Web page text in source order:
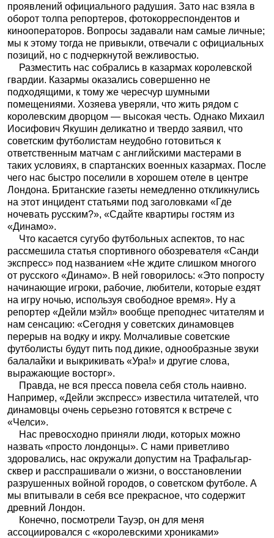
проявлений официального радушия. Зато нас взяла в
оборот толпа репортеров, фотокорреспондентов и
кинооператоров. Вопросы задавали нам самые личные;
мы к этому тогда не привыкли, отвечали с официальных
позиций, но с подчеркнутой вежливостью.
Разместить нас собрались в казармах королевской
гвардии. Казармы оказались совершенно не
подходящими, к тому же чересчур шумными
помещениями. Хозяева уверяли, что жить рядом с
королевским дворцом — высокая честь. Однако Михаил
Иосифович Якушин деликатно и твердо заявил, что
советским футболистам неудобно готовиться к
ответственным матчам с английскими мастерами в
таких условиях, в спартанских военных казармах. После
чего нас быстро поселили в хорошем отеле в центре
Лондона. Британские газеты немедленно откликнулись
на этот инцидент статьями под заголовками «Где
ночевать русским?», «Сдайте квартиры гостям из
«Динамо».
Что касается сугубо футбольных аспектов, то нас
рассмешила статья спортивного обозревателя «Санди
экспресс» под названием «Не ждите слишком многого
от русского «Динамо». В ней говорилось: «Это попросту
начинающие игроки, рабочие, любители, которые ездят
на игру ночью, используя свободное время». Ну а
репортер «Дейли мэйл» вообще преподнес читателям и
нам сенсацию: «Сегодня у советских динамовцев
перерыв на водку и икру. Молчаливые советские
футболисты будут пить под дикие, однообразные звуки
балалайки и выкрикивать «Ура!» и другие слова,
выражающие восторг».
Правда, не вся пресса повела себя столь наивно.
Например, «Дейли экспресс» известила читателей, что
динамовцы очень серьезно готовятся к встрече с
«Челси».
Нас превосходно приняли люди, которых можно
назвать «просто лондонцы». С нами приветливо
здоровались, нас окружали допустим на Трафальгар-
сквер и расспрашивали о жизни, о восстановлении
разрушенных войной городов, о советском футболе. А
мы впитывали в себя все прекрасное, что содержит
древний Лондон.
Конечно, посмотрели Тауэр, он для меня
ассоциировался с «королевскими хрониками»